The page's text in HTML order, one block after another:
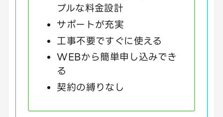
プルな料金設計
サポートが充実
工事不要ですぐに使える
WEBから簡単申し込みでき
る
契約の縛りなし